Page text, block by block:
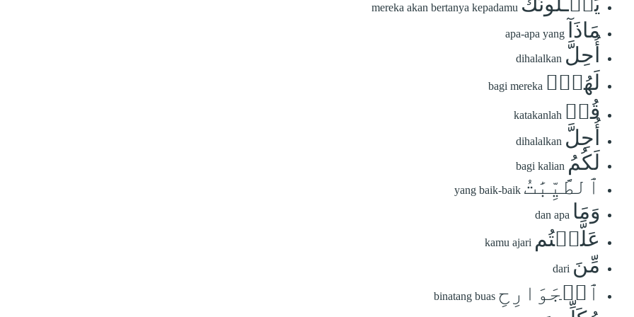
mereka akan bertanya kepadamu
مَاذَآ apa-apa yang
أُحِلَّ dihalalkan
لَهُمۡۖ bagi mereka
قُلۡ katakanlah
أُحِلَّ dihalalkan
لَكُمُ bagi kalian
ٱلطَّيِّبَٰتُ yang baik-baik
وَمَا dan apa
عَلَّمۡتُم kamu ajari
مِّنَ dari
ٱلۡجَوَارِحِ binatang buas